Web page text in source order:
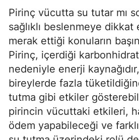
Pirinç vücutta su tutar mı
sağlıklı beslenmeye
merak ettiği konuların
Pirinç, içerdiği
nedeniyle enerji
bireylerde fazla
tutma gibi etkiler
pirincin vücuttaki etkileri,
ödem yapabileceği ve